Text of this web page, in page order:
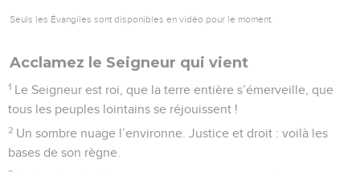
pas au pays où je leur avais préparé le repos. »
© Société biblique française – Bibli’O, 1997, avec autorisation. Pour vous procurer
une Bible imprimée, rendez-vous sur www.editionsbiblio.fr
Psaumes 96